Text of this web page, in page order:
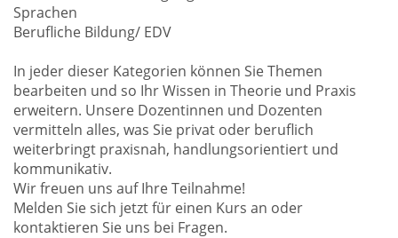
Sprachen
Berufliche Bildung/ EDV
In jeder dieser Kategorien können Sie Themen
bearbeiten und so Ihr Wissen in Theorie und Praxis
erweitern. Unsere Dozentinnen und Dozenten
vermitteln alles, was Sie privat oder beruflich
weiterbringt praxisnah, handlungsorientiert und
kommunikativ.
Wir freuen uns auf Ihre Teilnahme!
Melden Sie sich jetzt für einen Kurs an oder
kontaktieren Sie uns bei Fragen.